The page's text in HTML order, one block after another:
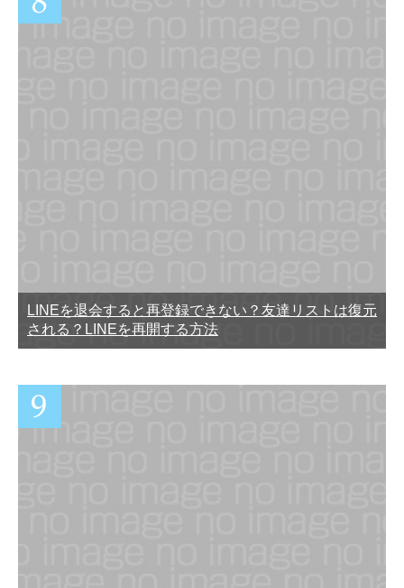
LINEを退会すると再登録できない？友達リストは復元
される？LINEを再開する方法